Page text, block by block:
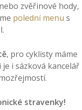
zvěřinové hody,
polední menu s
, pro cyklisty máme
je i sázková kancelář
stravenky!